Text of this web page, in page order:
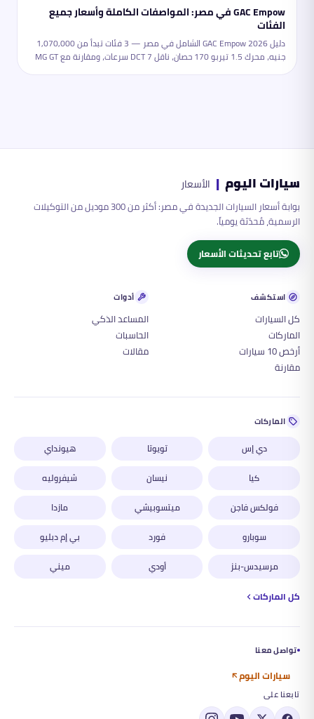
GAC Empow في مصر: المواصفات الكاملة وأسعار جميع
الفئات
دليل GAC Empow 2026 الشامل في مصر — 3 فئات تبدأ من 1,070,000
جنيه، محرك 1.5 تيربو 170 حصان، ناقل DCT 7 سرعات، ومقارنة مع MG GT
وكورولا.
سيارات اليوم | الأسعار
بوابة أسعار السيارات الجديدة في مصر: أكثر من 300 موديل من التوكيلات
الرسمية، مُحدّثة يومياً.
تابع تحديثات الأسعار
استكشف
كل السيارات
الماركات
أرخص 10 سيارات
مقارنة
أدوات
المساعد الذكي
الحاسبات
مقالات
الماركات
دي إس تويوتا
هيونداي
كيا
نيسان
شيفروليه
فولكس فاجن
ميتسوبيشي
مازدا
سوبارو
فورد
بي إم دبليو
مرسيدس-بنز
أودي
ميني
كل الماركات
تواصل معنا
سيارات اليوم
تابعنا على